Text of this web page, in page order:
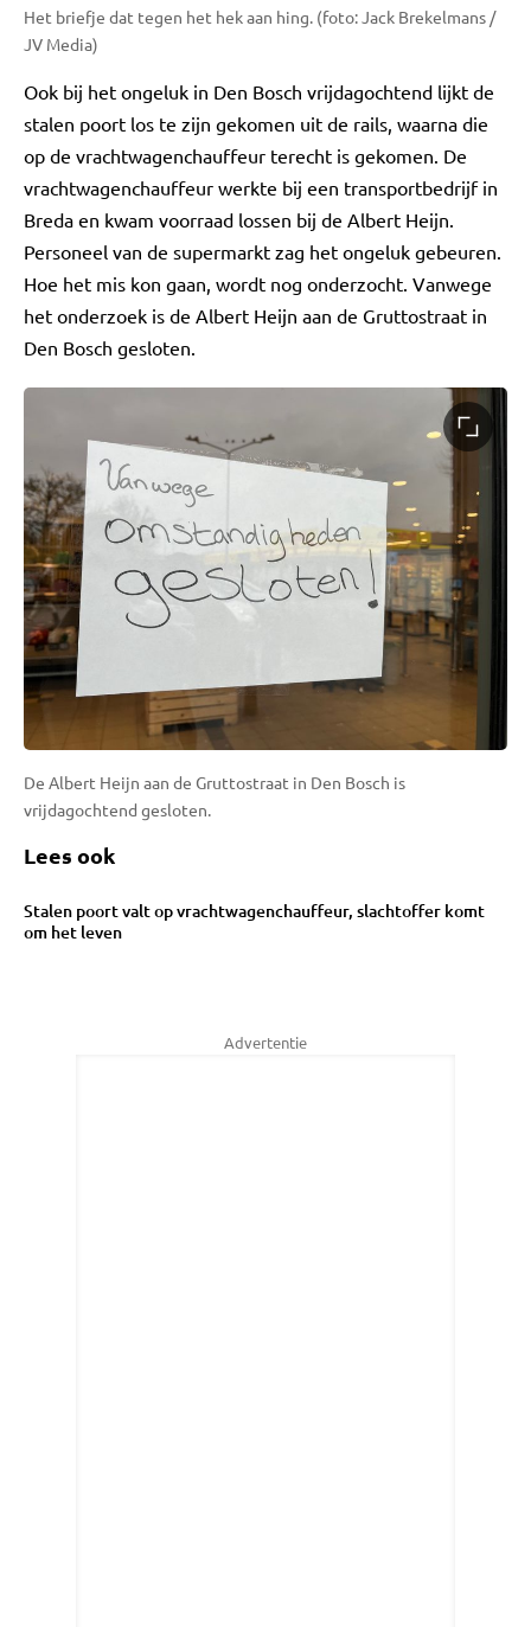
Het briefje dat tegen het hek aan hing. (foto: Jack Brekelmans /
JV Media)
Ook bij het ongeluk in Den Bosch vrijdagochtend lijkt de
stalen poort los te zijn gekomen uit de rails, waarna die
op de vrachtwagenchauffeur terecht is gekomen. De
vrachtwagenchauffeur werkte bij een transportbedrijf in
Breda en kwam voorraad lossen bij de Albert Heijn.
Personeel van de supermarkt zag het ongeluk gebeuren.
Hoe het mis kon gaan, wordt nog onderzocht. Vanwege
het onderzoek is de Albert Heijn aan de Gruttostraat in
Den Bosch gesloten.
De Albert Heijn aan de Gruttostraat in Den Bosch is
vrijdagochtend gesloten.
Lees ook
Stalen poort valt op vrachtwagenchauffeur, slachtoffer komt
om het leven
Advertentie